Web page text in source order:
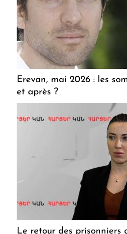
Erevan, mai 2026 : les
et après ?
Le retour des prisonniers